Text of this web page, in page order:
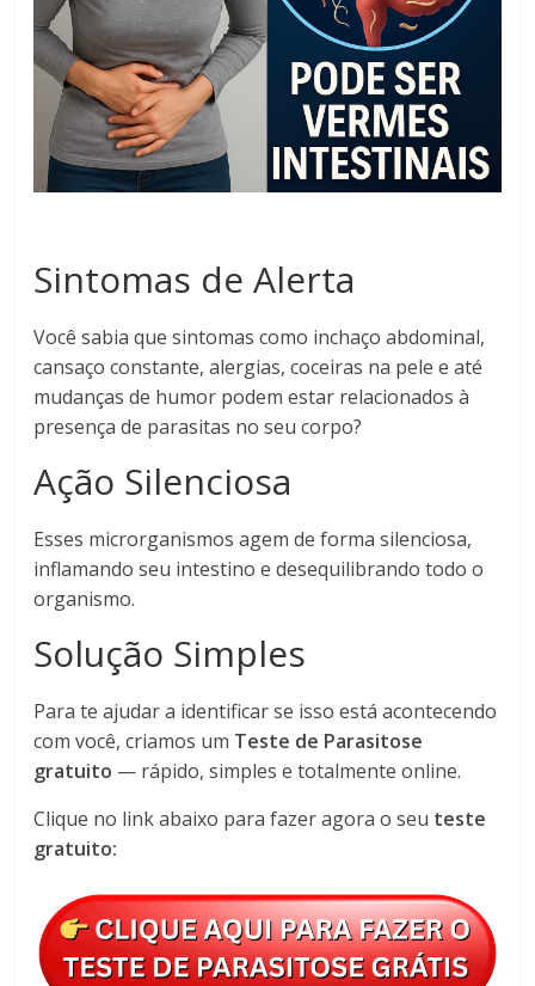
Sintomas de Alerta
Você sabia que sintomas como inchaço abdominal,
cansaço constante, alergias, coceiras na pele e até
mudanças de humor podem estar relacionados à
presença de parasitas no seu corpo?
Ação Silenciosa
Esses microrganismos agem de forma silenciosa,
inflamando seu intestino e desequilibrando todo o
organismo.
Solução Simples
Para te ajudar a identificar se isso está acontecendo
com você, criamos um Teste de Parasitose
gratuito — rápido, simples e totalmente online.
Clique no link abaixo para fazer agora o seu teste
gratuito: